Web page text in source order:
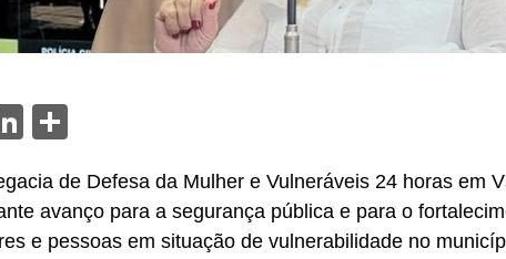
LinkedIn
de Defesa da Mulher e Vulneráveis 24 horas em
avanço para a segurança pública e para o
e pessoas em situação de vulnerabilidade no